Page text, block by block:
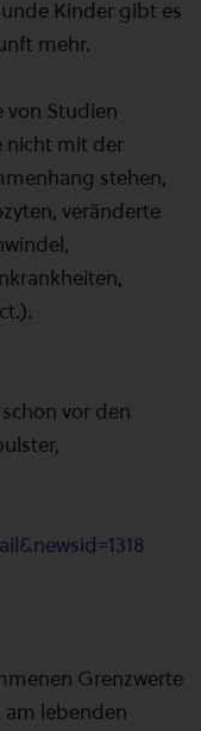
Kinder gibt es
mehr.
Studien
nicht mit der
stehen,
veränderte
vor den
Grenzwerte
lebenden